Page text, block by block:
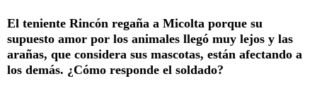
El teniente Rincón regaña a Micolta porque su
supuesto amor por los animales llegó muy lejos y las
arañas, que considera sus mascotas, están afectando a
los demás. ¿Cómo responde el soldado?